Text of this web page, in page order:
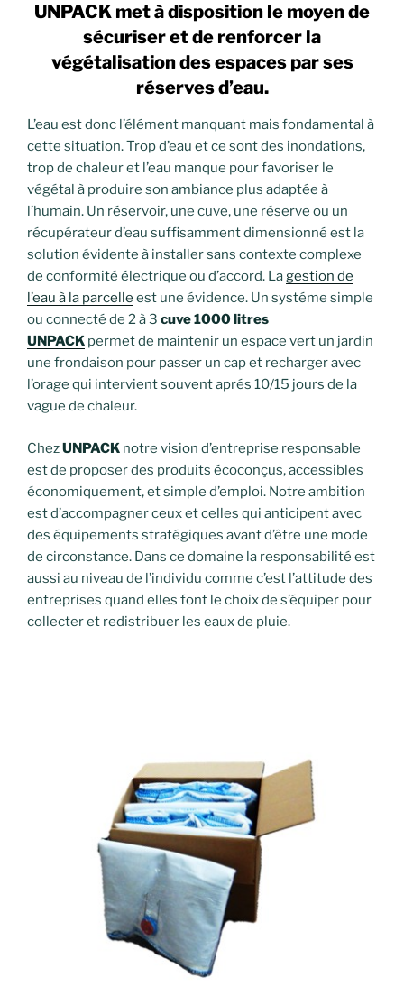
UNPACK met à disposition le moyen de
sécuriser et de renforcer la
végétalisation des espaces par ses
réserves d’eau.
L’eau est donc l’élément manquant mais fondamental à
cette situation. Trop d’eau et ce sont des inondations,
trop de chaleur et l’eau manque pour favoriser le
végétal à produire son ambiance plus adaptée à
l’humain. Un réservoir, une cuve, une réserve ou un
récupérateur d’eau suffisamment dimensionné est la
solution évidente à installer sans contexte complexe
de conformité électrique ou d’accord. Lagestion de
l’eau à la parcelle est une évidence. Un systéme simple
ou connecté de 2 à 3 cuve 1000 litres
UNPACK permet de maintenir un espace vert un jardin
une frondaison pour passer un cap et recharger avec
l’orage qui intervient souvent aprés 10/15 jours de la
vague de chaleur.
ChezUNPACK notre vision d’entreprise responsable
est de proposer des produits écoconçus, accessibles
économiquement, et simple d’emploi. Notre ambition
est d’accompagner ceux et celles qui anticipent avec
des équipements stratégiques avant d’être une mode
de circonstance. Dans ce domaine la responsabilité est
aussi au niveau de l’individu comme c’est l’attitude des
entreprises quand elles font le choix de s’équiper pour
collecter et redistribuer les eaux de pluie.